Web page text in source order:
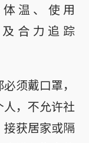
温、使用
合力追踪
须戴口罩，
，不允许社
获居家或隔